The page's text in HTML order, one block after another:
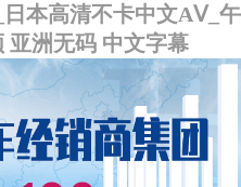
本高清不卡中文AⅤ_午
亚洲无码 中文字幕